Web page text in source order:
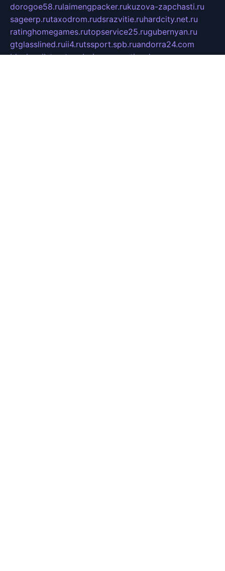
dorogoe58.rulaimengpacker.rukuzova-zapchasti.ru
sageerp.rutaxodrom.rudsrazvitie.ruhardcity.net.ru
ratinghomegames.rutopservice25.rugubernyan.ru
gtglasslined.ruii4.rutssport.spb.ruandorra24.com
blackwallstreet.ruoboimos.ruoptim-doors.com.ru